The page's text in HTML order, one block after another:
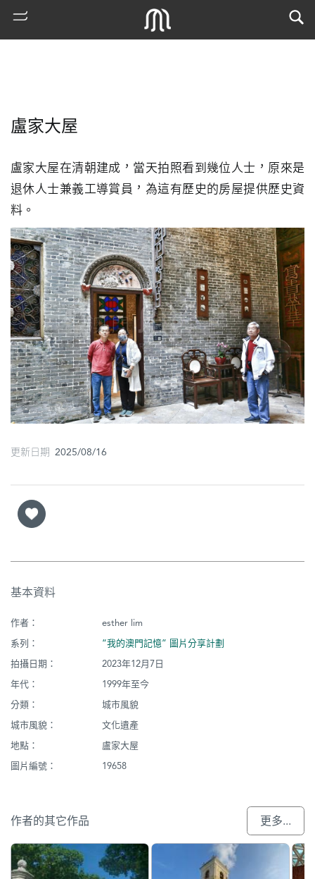
門
搜
索
古
地
圖
媽
閣
寺
街
盧家大屋
盧家大屋在清朝建成，當天拍照看到幾位人士，原來是
退休人士兼義工導賞員，為這有歷史的房屋提供歷史資
料。
更新日期 2025/08/16
基本資料
作者：
esther lim
系列：
“我的澳門記憶” 圖片分享計劃
拍攝日期：
2023年12月7日
年代：
1999年至今
分類：
城市風貌
城市風貌：
文化遺產
地點：
盧家大屋
圖片編號：
19658
作者的其它作品 更多...